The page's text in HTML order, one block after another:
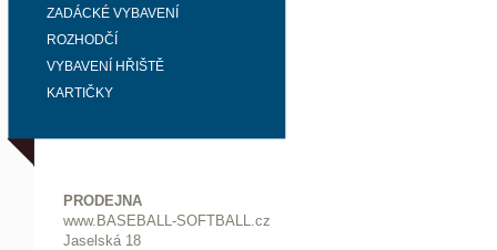
ZADÁCKÉ VYBAVENÍ
ROZHODČÍ
VYBAVENÍ HŘIŠTĚ
KARTIČKY
PRODEJNA
www.BASEBALL-SOFTBALL.cz
Jaselská 18